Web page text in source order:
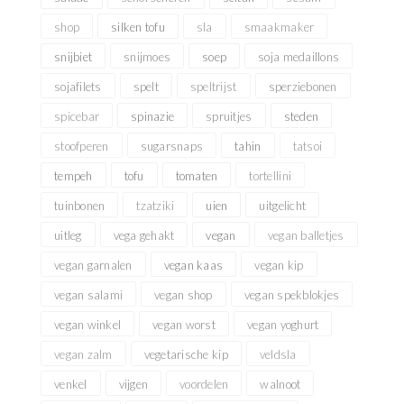
shop silken tofu sla smaakmaker
snijbiet snijmoes soep soja medaillons
sojafilets spelt speltrijst sperziebonen
spicebar spinazie spruitjes steden
stoofperen sugarsnaps tahin tatsoi
tempeh tofu tomaten tortellini
tuinbonen tzatziki uien uitgelicht
uitleg vega gehakt vegan vegan balletjes
vegan garnalen vegan kaas vegan kip
vegan salami vegan shop vegan spekblokjes
vegan winkel vegan worst vegan yoghurt
vegan zalm vegetarische kip veldsla
venkel vijgen voordelen walnoot